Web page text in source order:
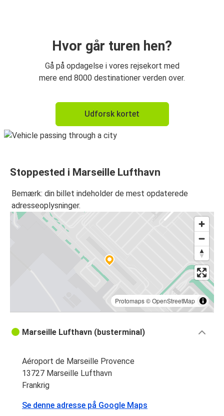
Hvor går turen hen?
Gå på opdagelse i vores rejsekort med
mere end 8000 destinationer verden over.
Udforsk kortet
Stoppested i Marseille Lufthavn
Bemærk: din billet indeholder de mest opdaterede
adresseoplysninger.
Protomaps©OpenStreetMap
Marseille Lufthavn (busterminal)
Aéroport de Marseille Provence
13727 Marseille Lufthavn
Frankrig
Se denne adresse på Google Maps